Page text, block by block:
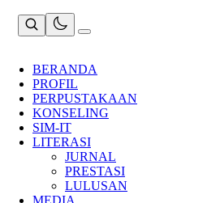
BERANDA
PROFIL
PERPUSTAKAAN
KONSELING
SIM-IT
LITERASI
JURNAL
PRESTASI
LULUSAN
MEDIA